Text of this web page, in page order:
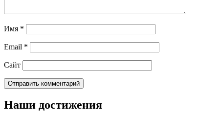
Имя *
Email *
Сайт
Наши достижения